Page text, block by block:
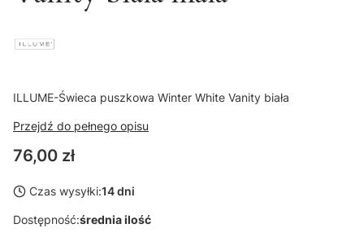
ILLUME-Świeca puszkowa Winter White Vanity biała
Przejdź do pełnego opisu
Cena
76,00 zł
Czas wysyłki:14 dni
Dostępność:średnia ilość